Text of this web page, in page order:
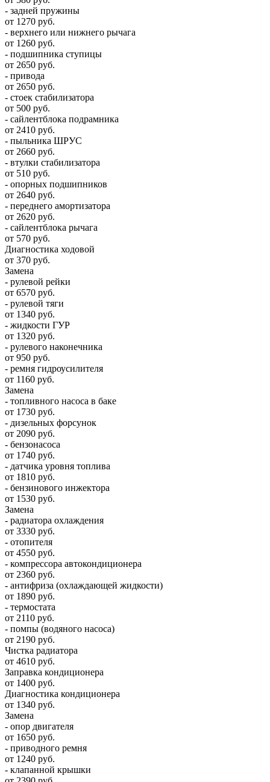
- задней пружины
от 1270 руб.
- верхнего или нижнего рычага
от 1260 руб.
- подшипника ступицы
от 2650 руб.
- привода
от 2650 руб.
- стоек стабилизатора
от 500 руб.
- сайлентблока подрамника
от 2410 руб.
- пыльника ШРУС
от 2660 руб.
- втулки стабилизатора
от 510 руб.
- опорных подшипников
от 2640 руб.
- переднего амортизатора
от 2620 руб.
- сайлентблока рычага
от 570 руб.
Диагностика ходовой
от 370 руб.
Замена
- рулевой рейки
от 6570 руб.
- рулевой тяги
от 1340 руб.
- жидкости ГУР
от 1320 руб.
- рулевого наконечника
от 950 руб.
- ремня гидроусилителя
от 1160 руб.
Замена
- топливного насоса в баке
от 1730 руб.
- дизельных форсунок
от 2090 руб.
- бензонасоса
от 1740 руб.
- датчика уровня топлива
от 1810 руб.
- бензинового инжектора
от 1530 руб.
Замена
- радиатора охлаждения
от 3330 руб.
- отопителя
от 4550 руб.
- компрессора автокондиционера
от 2360 руб.
- антифриза (охлаждающей жидкости)
от 1890 руб.
- термостата
от 2110 руб.
- помпы (водяного насоса)
от 2190 руб.
Чистка радиатора
от 4610 руб.
Заправка кондиционера
от 1400 руб.
Диагностика кондиционера
от 1340 руб.
Замена
- опор двигателя
от 1650 руб.
- приводного ремня
от 1240 руб.
- клапанной крышки